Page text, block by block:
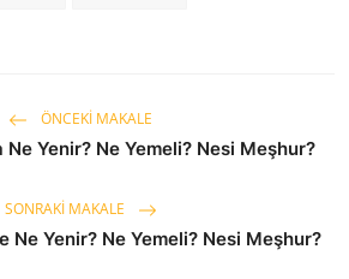
ÖNCEKI MAKALE
Yenir? Ne Yemeli? Nesi Meşhur?
SONRAKI MAKALE
Ne Yenir? Ne Yemeli? Nesi Meşhur?